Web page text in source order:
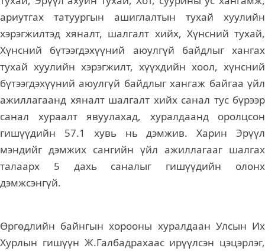
ариутгах татуургын ашиглалтын тухай хуулийн
хэрэгжилтэд хяналт, шалгалт хийх, Хүнсний тухай,
Хүнсний бүтээгдэхүүний аюулгүй байдлыг хангах
тухай хуулийн хэрэгжилт, хүүхдийн хоол, хүнсний
бүтээгдэхүүний аюулгүй байдлыг хангаж байгаа үйл
ажиллагаанд хяналт шалгалт хийх санал тус бүрээр
санал хураалт явуулахад, хуралдаанд оролцсон
гишүүдийн 57.1 хувь нь дэмжив. Харин Эрүүл
мэндийг дэмжих сангийн үйл ажиллагааг шалгах
талаарх 5 дахь саналыг гишүүдийн олонх
дэмжсэнгүй.
Өргөдлийн байнгын хорооны хуралдаан Улсын Их
Хурлын гишүүн Ж.Галбадрахаас ирүүлсэн цэцэрлэг,